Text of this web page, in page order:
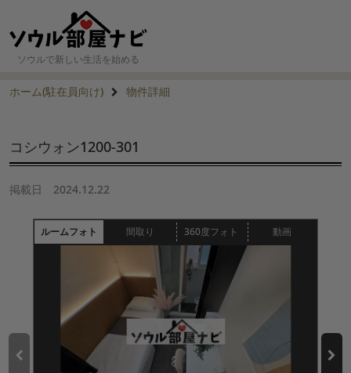
ソウルで新しい生活を始める
ホーム(駐在員向け) 物件詳細
コシウォン1200-301
掲載日 2024.12.22
ルームフォト 間取り 360度フォト 動画